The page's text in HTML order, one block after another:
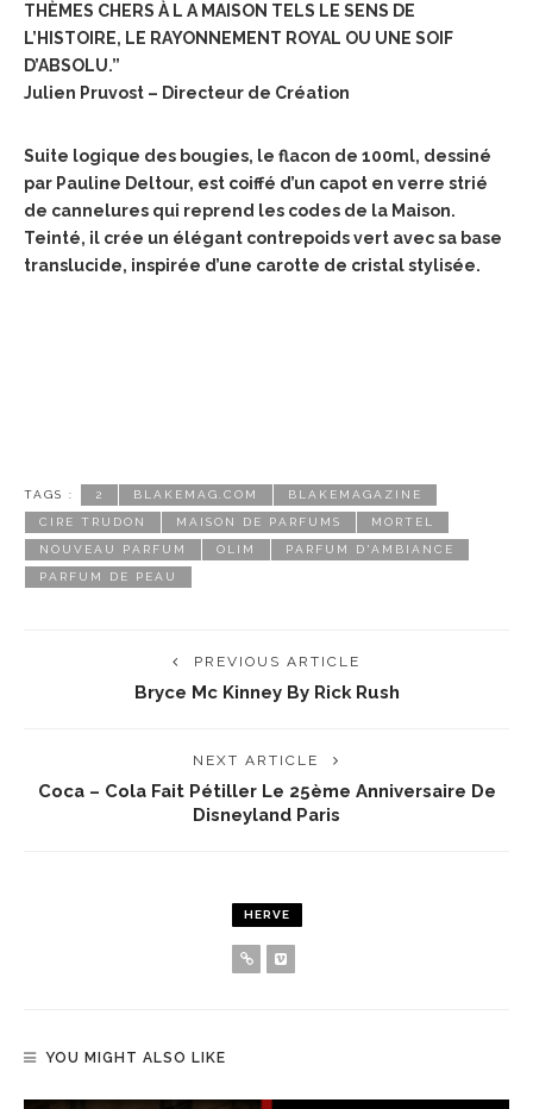
THÈMES CHERS À L A MAISON TELS LE SENS DE
L’HISTOIRE, LE RAYONNEMENT ROYAL OU UNE SOIF
D’ABSOLU.”
Julien Pruvost – Directeur de Création
Suite logique des bougies, le flacon de 100ml, dessiné
par Pauline Deltour, est coiffé d’un capot en verre strié
de cannelures qui reprend les codes de la Maison.
Teinté, il crée un élégant contrepoids vert avec sa base
translucide, inspirée d’une carotte de cristal stylisée.
TAGS : 2 BLAKEMAG.COM BLAKEMAGAZINE
CIRE TRUDON MAISON DE PARFUMS MORTEL
NOUVEAU PARFUM OLIM PARFUM D'AMBIANCE
PARFUM DE PEAU
PREVIOUS ARTICLE
Bryce Mc Kinney By Rick Rush
NEXT ARTICLE
Coca – Cola Fait Pétiller Le 25ème Anniversaire De
Disneyland Paris
HERVE
YOU MIGHT ALSO LIKE